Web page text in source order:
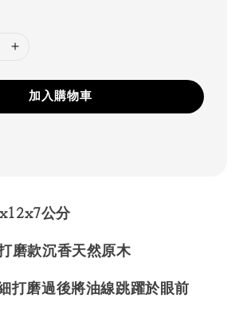
加入購物車
公分
磨款沉香天然原木
打磨過後將油線跳躍於眼前